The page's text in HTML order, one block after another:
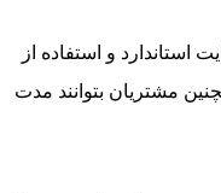
استاندارد و استفاده از
مشتریان بتوانند مدت